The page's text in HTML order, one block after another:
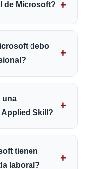
de Microsoft?
debo
una
Skill?
tienen
laboral?